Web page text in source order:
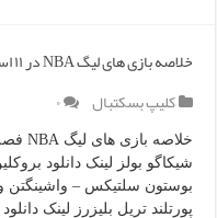
خلاصه بازی های لیگ NBA در ۱۱ اسفند ۹۷
کلیپ بسکتبال
۰
شیکاگو بولز لینک دانلود
بوستون سلتیکس – واشینگتن
پورتلند تریل بلیزرز لینک